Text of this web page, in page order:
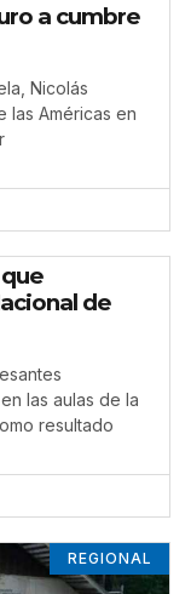
a cumbre
Nicolás
las Américas en
de
las aulas de la
resultado
REGIONAL